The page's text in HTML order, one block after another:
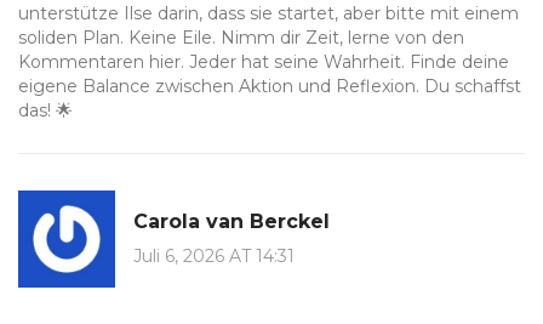
unterstütze Ilse darin, dass sie startet, aber bitte mit einem
soliden Plan. Keine Eile. Nimm dir Zeit, lerne von den
Kommentaren hier. Jeder hat seine Wahrheit. Finde deine
eigene Balance zwischen Aktion und Reflexion. Du schaffst
das! 🌟
Carola van Berckel
Juli 6, 2026 AT 14:31